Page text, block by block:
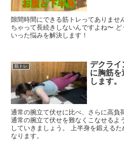
隙間時間にできる筋トレってありませ
ちゃって長続きしないんですよね〜
いった悩みを解決します！
筋トレ
デクライ
に胸筋を
します。
通常の腕立て伏せに比べ、さらに高負
通常の腕立て伏せを難なくこなせるよ
していきましょう。 上半身を鍛える
なります。